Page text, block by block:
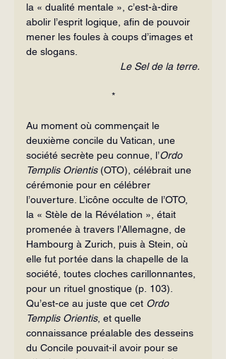
la « dualité mentale », c’est-à-dire
abolir l’esprit logique, afin de pouvoir
mener les foules à coups d’images et
de slogans.
Le Sel de la terre.
*
Au moment où commençait le
deuxième concile du Vatican, une
société secrète peu connue, l’Ordo
Templis Orientis (OTO), célébrait une
cérémonie pour en célébrer
l’ouverture. L’icône occulte de l’OTO,
la « Stèle de la Révélation », était
promenée à travers l’Allemagne, de
Hambourg à Zurich, puis à Stein, où
elle fut portée dans la chapelle de la
société, toutes cloches carillonnantes,
pour un rituel gnostique (p. 103).
Qu’est-ce au juste que cet Ordo
Templis Orientis, et quelle
connaissance préalable des desseins
du Concile pouvait-il avoir pour se